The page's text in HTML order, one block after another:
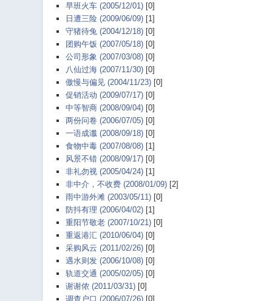
早班火车 (2005/12/01)[0]
日遭三险 (2009/06/09)[1]
守猪待兔 (2004/12/18)[0]
团购午饭 (2007/05/18)[0]
公司形象 (2007/03/08)[0]
八仙过海 (2007/11/30)[0]
傲慢与偏见 (2004/11/23)[0]
促销活动 (2009/07/17)[0]
中等智商 (2008/09/04)[0]
两份问卷 (2006/07/05)[0]
一语成谶 (2008/09/18)[0]
食物中毒 (2007/08/08)[1]
风景不错 (2008/09/17)[0]
非礼勿视 (2005/04/24)[1]
非中介，不收费 (2008/01/09)[2]
雨中游外滩 (2003/05/11)[0]
防抖有理 (2006/04/02)[1]
重阳节敬老 (2007/10/21)[0]
重返港汇 (2010/06/04)[0]
采购风云 (2011/02/26)[0]
遇水则发 (2006/10/08)[0]
轨道交通 (2005/02/05)[0]
谢谢侬 (2011/03/31)[0]
调查户口 (2006/07/26)[0]